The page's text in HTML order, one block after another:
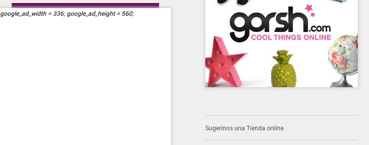
» Visitar tienda
google_ad_width = 336; google_ad_height = 560;
Sugerinos una Tienda online